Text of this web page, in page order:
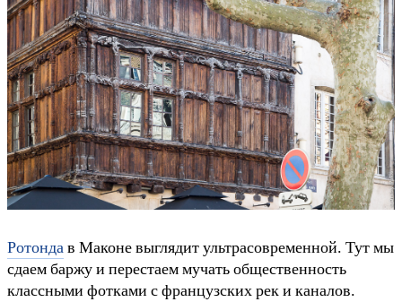
Ротондав Маконе выглядит ультрасовременной. Тут мы
сдаем баржу и перестаем мучать общественность
классными фотками с французских рек и каналов.